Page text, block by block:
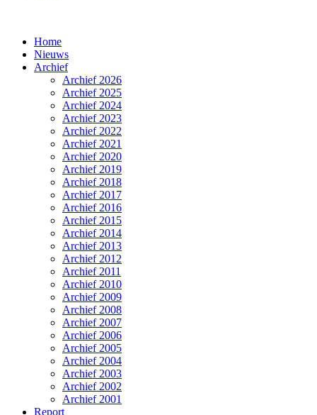
Home
Nieuws
Archief
Archief 2026
Archief 2025
Archief 2024
Archief 2023
Archief 2022
Archief 2021
Archief 2020
Archief 2019
Archief 2018
Archief 2017
Archief 2016
Archief 2015
Archief 2014
Archief 2013
Archief 2012
Archief 2011
Archief 2010
Archief 2009
Archief 2008
Archief 2007
Archief 2006
Archief 2005
Archief 2004
Archief 2003
Archief 2002
Archief 2001
Report